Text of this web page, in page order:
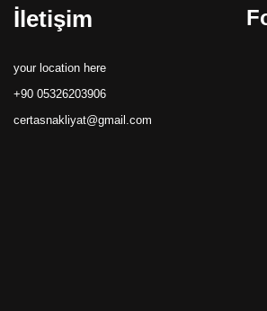
alanında
İletişim
your location here
+90 05326203906
certasnakliyat@gmail.com